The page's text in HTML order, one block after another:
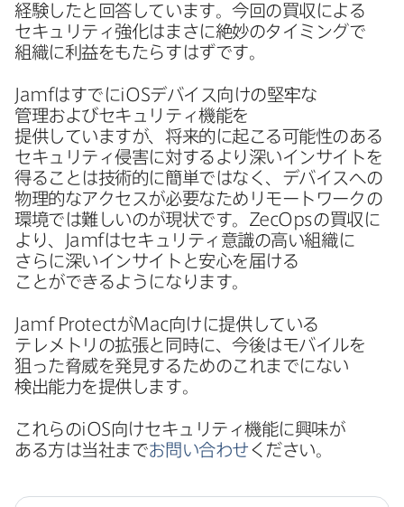
経験したと​回答しています。​今回の​買収に​よる​
セキュリティ強化は​まさに​絶妙の​タイミングで​
組織に​利益を​もたらすはずです。
Jamfは​すでにiOSデバイス向けの​堅牢な​
管理および​セキュリティ機能を​
提供していますが、​将来的に​起こる​可能性の​ある​
セキュリティ侵害に​対するより​深いインサイトを​
得る​ことは​技術的に​簡単ではなく、​デバイスへの​
物理的な​アクセスが​必要な​ためリモートワークの​
環境では​難しいのが​現状です。 ZecOpsの​買収に​
より、
Jamfは​セキュリティ意識の​高い​組織に​
さらに​深いインサイトと​安心を​届ける​
ことができるようになります。
Jamf ProtectがMac向けに​提供している​
テレメトリの​拡張と​同時に、​今後は​モバイルを​
狙った​脅威を​発見する​ための​これまでに​ない​
検出能力を​提供します。
これらのiOS向けセキュリティ機能に​興味が​
ある方は​当社までお問い​合わせください。